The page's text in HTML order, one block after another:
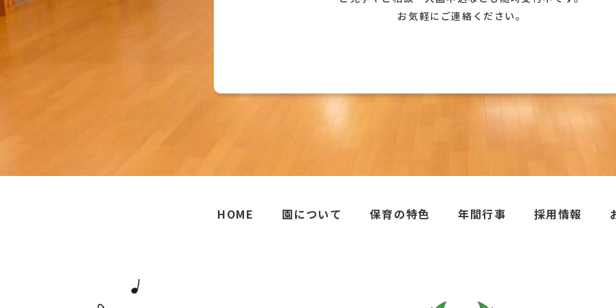
お気軽にご連絡ください。
HOME 園について 保育の特色 年間行事 採用情報